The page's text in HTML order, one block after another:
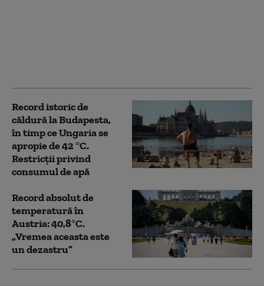
Record istoric de
căldură la Budapesta,
în timp ce Ungaria se
apropie de 42 °C.
Restricții privind
consumul de apă
Record absolut de
temperatură în
Austria: 40,8°C.
„Vremea aceasta este
un dezastru”